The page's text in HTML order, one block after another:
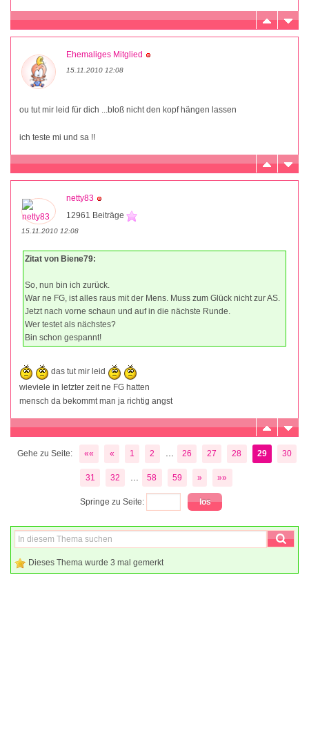
Ehemaliges Mitglied
15.11.2010 12:08
ou tut mir leid für dich ...bloß nicht den kopf hängen lassen
ich teste mi und sa !!
netty83
12961 Beiträge
15.11.2010 12:08
Zitat von Biene79:
So, nun bin ich zurück.
War ne FG, ist alles raus mit der Mens. Muss zum Glück nicht zur AS.
Jetzt nach vorne schaun und auf in die nächste Runde.
Wer testet als nächstes?
Bin schon gespannt!
das tut mir leid
wieviele in letzter zeit ne FG hatten
mensch da bekommt man ja richtig angst
Gehe zu Seite: «« « 1 2 26 27 28 29 30
31 32 58 59 » »»
Springe zu Seite:
Dieses Thema wurde 3 mal gemerkt